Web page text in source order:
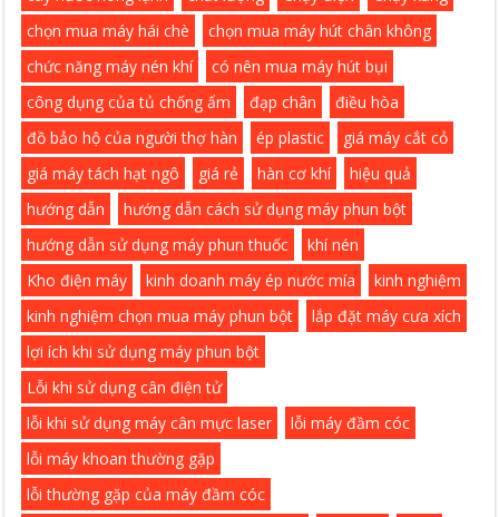
chọn mua máy hái chè
chọn mua máy hút chân không
chức năng máy nén khí
có nên mua máy hút bụi
công dụng của tủ chống ẩm
đạp chân
điều hòa
đồ bảo hộ của người thợ hàn
ép plastic
giá máy cắt cỏ
giá máy tách hạt ngô
giá rẻ hàn cơ khí
hiệu quả
hướng dẫn
hướng dẫn cách sử dụng máy phun bột
hướng dẫn sử dụng máy phun thuốc
khí nén
Kho điện máy
kinh doanh máy ép nước mía
kinh nghiệm
kinh nghiệm chọn mua máy phun bột
lắp đặt máy cưa xích
lợi ích khi sử dụng máy phun bột
Lỗi khi sử dụng cân điện tử
lỗi khi sử dụng máy cân mực laser
lỗi máy đầm cóc
lỗi máy khoan thường gặp
lỗi thường gặp của máy đầm cóc